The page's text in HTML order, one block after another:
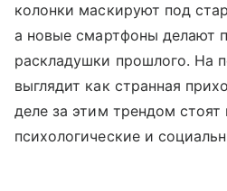
колонки маскируют под
а новые смартфоны делают
раскладушки прошлого. На
выглядит как странная
деле за этим трендом стоят
психологические и